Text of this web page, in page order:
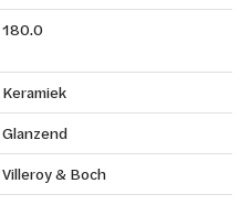
180.0
Keramiek
Glanzend
Villeroy & Boch